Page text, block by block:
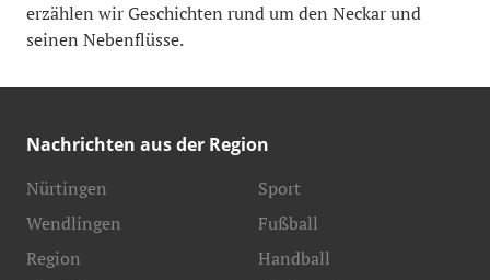
erzählen wir Geschichten rund um den Neckar und
seinen Nebenflüsse.
Nachrichten aus der Region
Nürtingen
Wendlingen
Region
Sport
Fußball
Handball